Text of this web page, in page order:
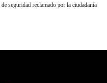
seguridad reclamado por la ciudadanía